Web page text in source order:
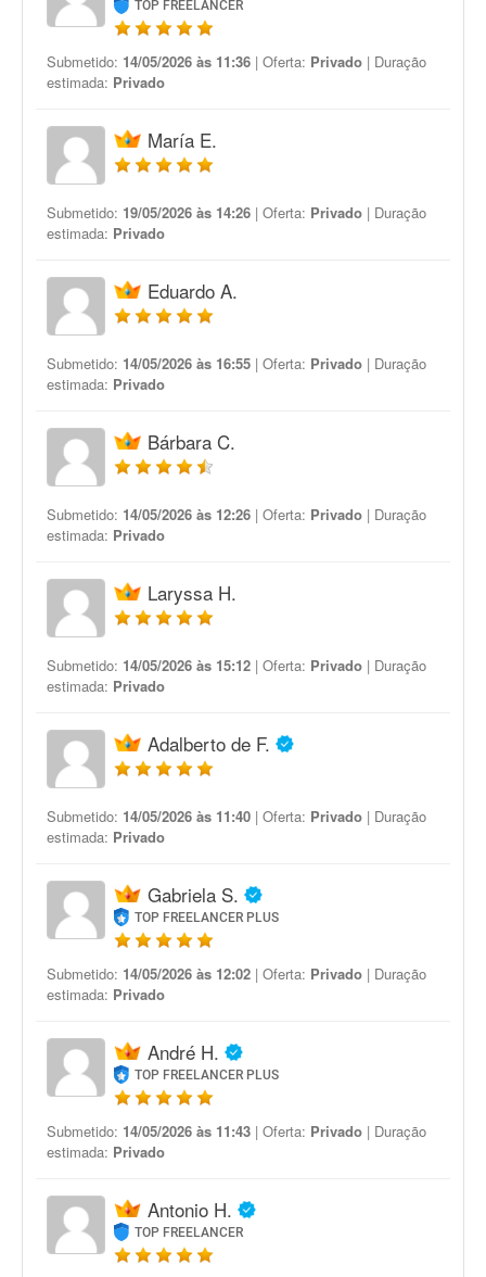
TOP FREELANCER
Submetido: 14/05/2026 às 11:36 | Oferta: Privado | Duração
estimada: Privado
María E.
Submetido: 19/05/2026 às 14:26 | Oferta: Privado | Duração
estimada: Privado
Eduardo A.
Submetido: 14/05/2026 às 16:55 | Oferta: Privado | Duração
estimada: Privado
Bárbara C.
Submetido: 14/05/2026 às 12:26 | Oferta: Privado | Duração
estimada: Privado
Laryssa H.
Submetido: 14/05/2026 às 15:12 | Oferta: Privado | Duração
estimada: Privado
Adalberto de F.
Submetido: 14/05/2026 às 11:40 | Oferta: Privado | Duração
estimada: Privado
Gabriela S.
TOP FREELANCER PLUS
Submetido: 14/05/2026 às 12:02 | Oferta: Privado | Duração
estimada: Privado
André H.
TOP FREELANCER PLUS
Submetido: 14/05/2026 às 11:43 | Oferta: Privado | Duração
estimada: Privado
Antonio H.
TOP FREELANCER